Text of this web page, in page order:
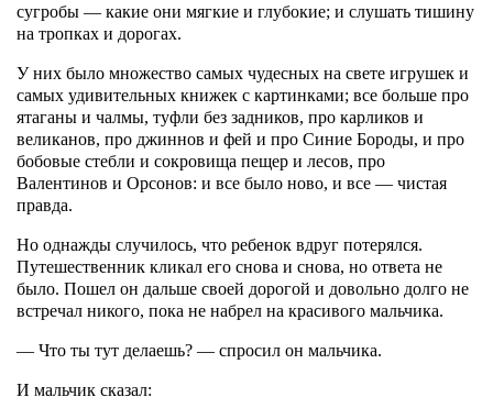
сугробы — какие они мягкие и глубокие; и слушать тишину
на тропках и дорогах.
У них было множество самых чудесных на свете игрушек и
самых удивительных книжек с картинками; все больше про
ятаганы и чалмы, туфли без задников, про карликов и
великанов, про джиннов и фей и про Синие Бороды, и про
бобовые стебли и сокровища пещер и лесов, про
Валентинов и Орсонов: и все было ново, и все — чистая
правда.
Но однажды случилось, что ребенок вдруг потерялся.
Путешественник кликал его снова и снова, но ответа не
было. Пошел он дальше своей дорогой и довольно долго не
встречал никого, пока не набрел на красивого мальчика.
— Что ты тут делаешь? — спросил он мальчика.
И мальчик сказал: